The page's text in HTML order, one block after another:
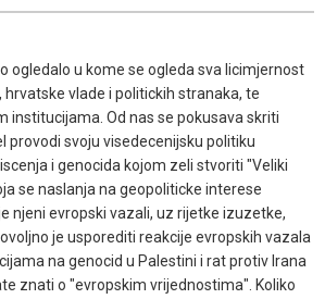
ogledalo u kome se ogleda sva licimjernost
vlade i politickih stranaka, te
institucijama. Od nas se pokusava skriti
provodi svoju visedecenijsku politiku
i genocida kojom zeli stvoriti "Veliki
se naslanja na geopoliticke interese
njeni evropski vazali, uz rijetke izuzetke,
je usporediti reakcije evropskih vazala
na genocid u Palestini i rat protiv Irana
znati o "evropskim vrijednostima". Koliko